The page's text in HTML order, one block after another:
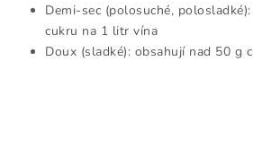
Demi-sec (polosuché,
cukru na 1 litr vína
Doux (sladké): obsahují nad 50 g